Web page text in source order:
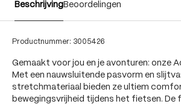
BeschrijvingBeoordelingen
Productnummer: 3005426
Gemaakt voor jou en je avonturen: onze
Met een nauwsluitende pasvorm en
stretchmateriaal bieden ze ultiem
bewegingsvrijheid tijdens het fietsen. De